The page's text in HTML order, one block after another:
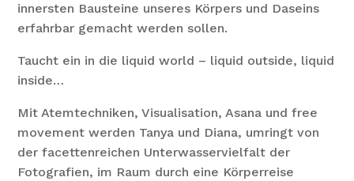
innersten Bausteine unseres Körpers und Daseins
erfahrbar gemacht werden sollen.
Taucht ein in die liquid world – liquid outside, liquid
inside…
Mit Atemtechniken, Visualisation, Asana und free
movement werden Tanya und Diana, umringt von
der facettenreichen Unterwasservielfalt der
Fotografien, im Raum durch eine Körperreise